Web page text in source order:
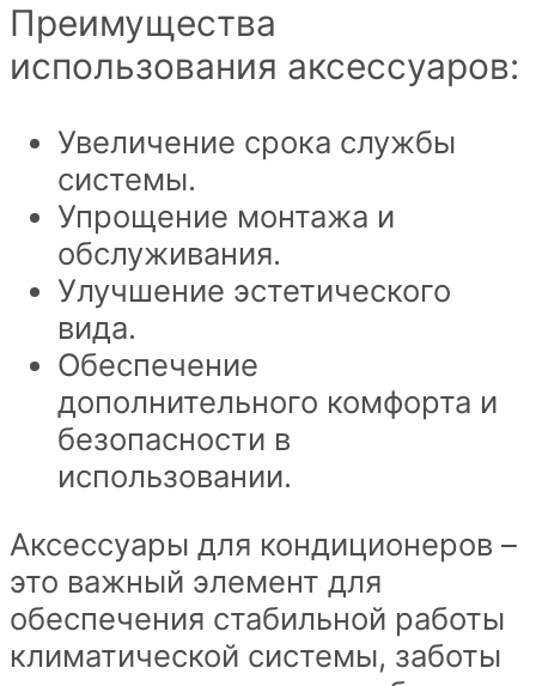
Преимущества
использования аксессуаров:
Увеличение срока службы
системы.
Упрощение монтажа и
обслуживания.
Улучшение эстетического
вида.
Обеспечение
дополнительного комфорта и
безопасности в
использовании.
Аксессуары для кондиционеров –
это важный элемент для
обеспечения стабильной работы
климатической системы, заботы